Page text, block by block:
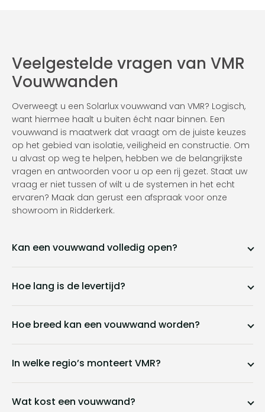
Veelgestelde vragen van VMR
Vouwwanden
Overweegt u een Solarlux vouwwand van VMR? Logisch,
want hiermee haalt u buiten écht naar binnen. Een
vouwwand is maatwerk dat vraagt om de juiste keuzes
op het gebied van isolatie, veiligheid en constructie. Om
u alvast op weg te helpen, hebben we de belangrijkste
vragen en antwoorden voor u op een rij gezet. Staat uw
vraag er niet tussen of wilt u de systemen in het echt
ervaren? Maak dan gerust een afspraak voor onze
showroom in Ridderkerk.
Kan een vouwwand volledig open?
Hoe lang is de levertijd?
Hoe breed kan een vouwwand worden?
In welke regio’s monteert VMR?
Wat kost een vouwwand?